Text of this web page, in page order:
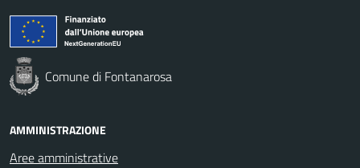
Comune di Fontanarosa
AMMINISTRAZIONE
Aree amministrative